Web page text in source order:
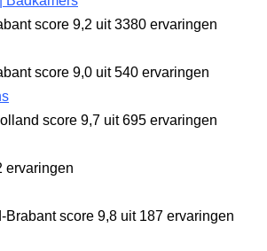
score 9,2 uit 3380 ervaringen
score 9,0 uit 540 ervaringen
score 9,7 uit 695 ervaringen
ervaringen
Brabantscore 9,8 uit 187 ervaringen